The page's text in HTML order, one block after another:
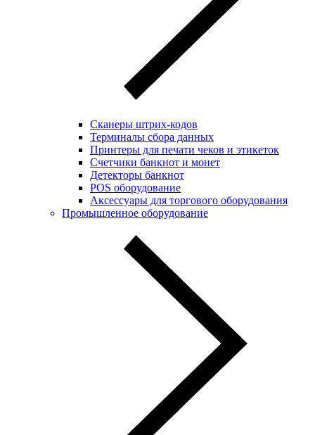
Сканеры штрих-кодов
Терминалы сбора данных
Принтеры для печати чеков и этикеток
Cчетчики банкнот и монет
Детекторы банкнот
POS оборудование
Аксессуары для торгового оборудования
Промышленное оборудование